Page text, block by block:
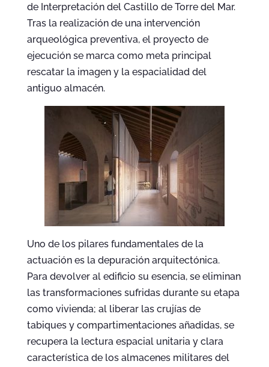
de Interpretación del Castillo de Torre del Mar.
Tras la realización de una intervención
arqueológica preventiva, el proyecto de
ejecución se marca como meta principal
rescatar la imagen y la espacialidad del
antiguo almacén.
Uno de los pilares fundamentales de la
actuación es la depuración arquitectónica.
Para devolver al edificio su esencia, se eliminan
las transformaciones sufridas durante su etapa
como vivienda; al liberar las crujías de
tabiques y compartimentaciones añadidas, se
recupera la lectura espacial unitaria y clara
característica de los almacenes militares del